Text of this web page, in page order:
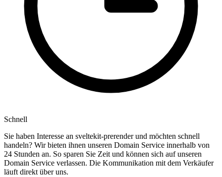
Schnell
Sie haben Interesse an sveltekit-prerender und möchten schnell
handeln? Wir bieten ihnen unseren Domain Service innerhalb von
24 Stunden an. So sparen Sie Zeit und können sich auf unseren
Domain Service verlassen. Die Kommunikation mit dem Verkäufer
läuft direkt über uns.